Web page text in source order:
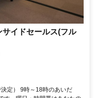
イドセールス(フル
定） 9時～18時のあいだ